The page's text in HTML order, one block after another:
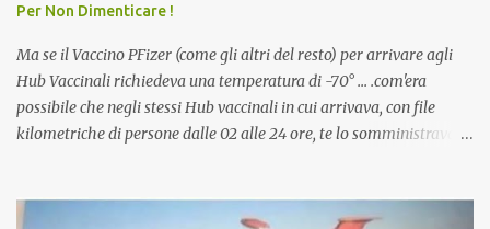
che abbiamo elencato sopra...
Per Non Dimenticare !
Ma se il Vaccino PFizer (come gli altri del resto) per arrivare agli
Hub Vaccinali richiedeva una temperatura di -70° ... .com'era
possibile che negli stessi Hub vaccinali in cui arrivava, con file
kilometriche di persone dalle 02 alle 24 ore, te lo somministravano
Vaccino come: l' Amaro del Capo, era "spettacolare Ghiacciato, ma